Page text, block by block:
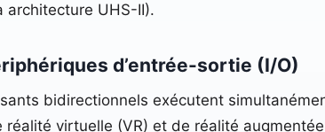
architecture UHS-II).
d’entrée-sortie (I/O)
bidirectionnels exécutent
réalité virtuelle (VR) et de réalité